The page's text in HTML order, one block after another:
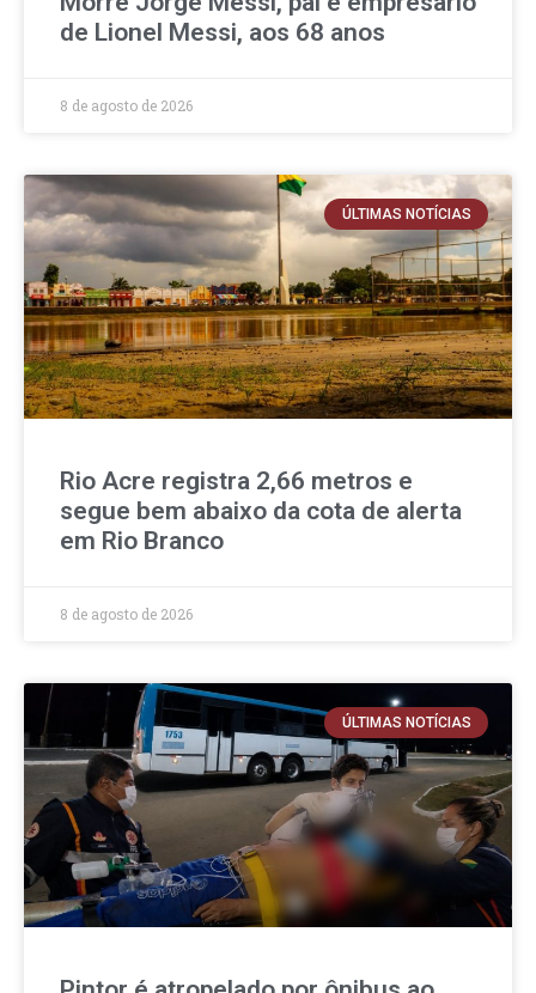
de Lionel Messi, aos 68 anos
8 de agosto de 2026
ÚLTIMAS NOTÍCIAS
Rio Acre registra 2,66 metros e
segue bem abaixo da cota de alerta
em Rio Branco
8 de agosto de 2026
ÚLTIMAS NOTÍCIAS